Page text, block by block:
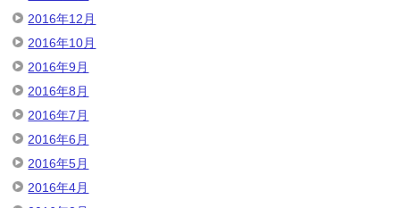
2016年12月
2016年10月
2016年9月
2016年8月
2016年7月
2016年6月
2016年5月
2016年4月